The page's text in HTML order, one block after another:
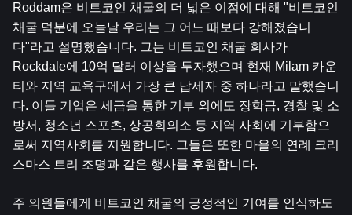
Roddam은 비트코인 ​​채굴의 더 넓은 이점에 대해 "비트코인
채굴 덕분에 오늘날 우리는 그 어느 때보다 강해졌습니
다"라고 설명했습니다. 그는 비트코인 ​​채굴 회사가
Rockdale에 10억 달러 이상을 투자했으며 현재 Milam 카운
티와 지역 교육구에서 가장 큰 납세자 중 하나라고 말했습니
다. 이들 기업은 세금을 통한 기부 외에도 장학금, 경찰 및 소
방서, 청소년 스포츠, 상공회의소 등 지역 사회에 기부함으
로써 지역사회를 지원합니다. 그들은 또한 마을의 연례 크리
스마스 트리 조명과 같은 행사를 후원합니다.
주 의원들에게 비트코인 ​​채굴의 긍정적인 기여를 인식하도